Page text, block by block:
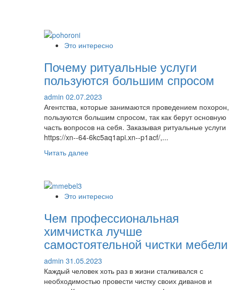
Это интересно
Почему ритуальные услуги
пользуются большим спросом
admin 02.07.2023
Агентства, которые занимаются проведением похорон,
пользуются большим спросом, так как берут основную
часть вопросов на себя. Заказывая ритуальные услуги
https://xn--64-6kc5aq1api.xn--p1acf/,...
Читать далееПрочитать
услуги
пользуются
большим
спросом
Это интересно
Чем профессиональная
химчистка лучше
самостоятельной чистки мебели
admin 31.05.2023
Каждый человек хоть раз в жизни сталкивался с
необходимостью провести чистку своих диванов и